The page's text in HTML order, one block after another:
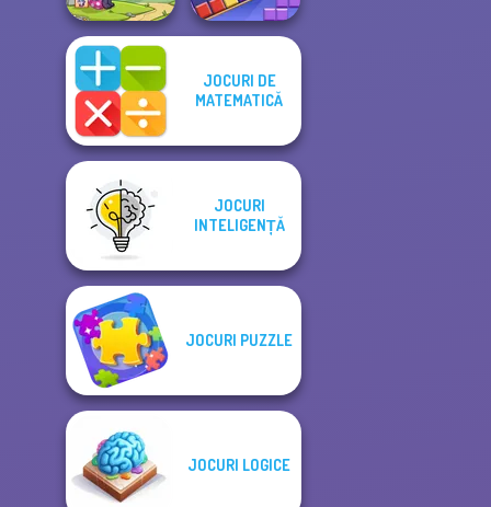
Dream Pet Link 2
Block Color
JOCURI DE
MATEMATICĂ
JOCURI
INTELIGENȚĂ
JOCURI PUZZLE
JOCURI LOGICE